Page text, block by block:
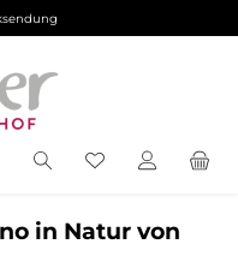
in Natur von